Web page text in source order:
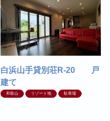
白浜山手貸別荘R-20 戸
建て
和歌山 リゾート地 駐車場